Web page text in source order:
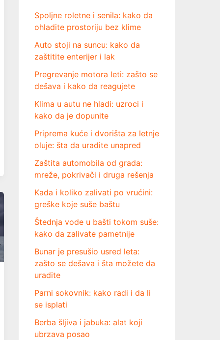
:Spoljne roletne i senila: kako da
ohladite prostoriju bez klime
Auto stoji na suncu: kako da
zaštitite enterijer i lak
Pregrevanje motora leti: zašto se
dešava i kako da reagujete
Klima u autu ne hladi: uzroci i
kako da je dopunite
Priprema kuće i dvorišta za letnje
oluje: šta da uradite unapred
Zaštita automobila od grada:
mreže, pokrivači i druga rešenja
Kada i koliko zalivati po vrućini:
greške koje suše baštu
Štednja vode u bašti tokom suše:
kako da zalivate pametnije
Bunar je presušio usred leta:
zašto se dešava i šta možete da
uradite
Parni sokovnik: kako radi i da li
se isplati
Berba šljiva i jabuka: alat koji
ubrzava posao